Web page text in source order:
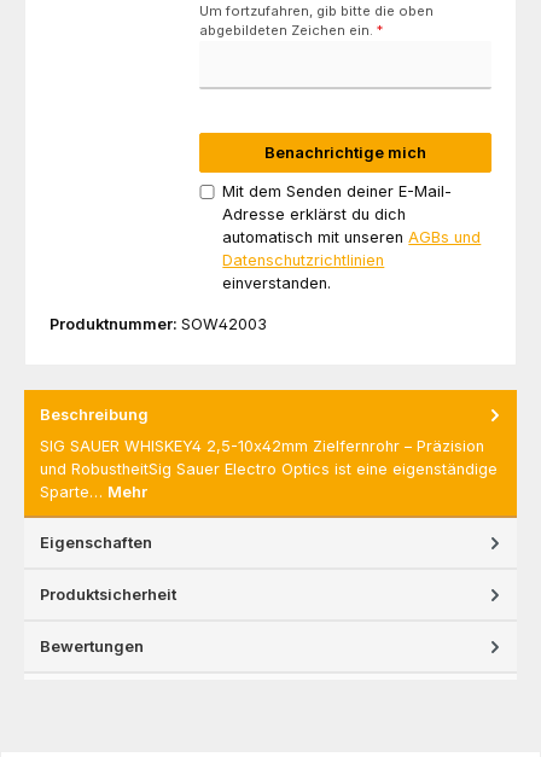
Um fortzufahren, gib bitte die oben
abgebildeten Zeichen ein.*
Benachrichtige mich
Mit dem Senden deiner E-Mail-
Adresse erklärst du dich
automatisch mit unserenAGBs und
Datenschutzrichtlinien
einverstanden.
Produktnummer: SOW42003
Beschreibung
SIG SAUER WHISKEY4 2,5-10x42mm Zielfernrohr – Präzision
und RobustheitSig Sauer Electro Optics ist eine eigenständige
Sparte… Mehr
Eigenschaften
Produktsicherheit
Bewertungen